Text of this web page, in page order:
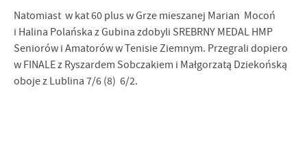
Natomiast w kat 60 plus w Grze mieszanej Marian Mocoń
i Halina Polańska z Gubina zdobyli SREBRNY MEDAL HMP
Seniorów i Amatorów w Tenisie Ziemnym. Przegrali dopiero
w FINALE z Ryszardem Sobczakiem i Małgorzatą Dziekońską
oboje z Lublina 7/6 (8) 6/2.